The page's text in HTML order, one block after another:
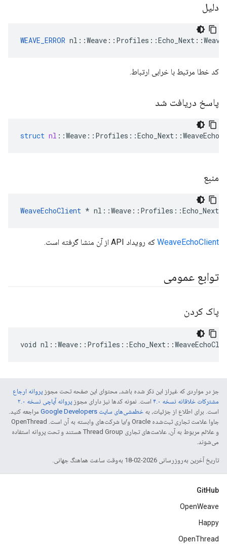
دلیل
WEAVE_ERROR
کد خطا مرتبط با خرابی ارتباط.
پاسخ دریافت شد
struct nl ::Weave :: Profiles ::Echo_Next ::
منبع
WeaveEchoClient *
WeaveEchoClient که رویداد API از آن منشا گرفته است.
توابع عمومی
پاک کردن
void
جز در مواردی که غیراز این ذکر شده باشد، محتوای این صفحه تحت مجوز پروانه ارجاع
مشترکات خلاقانه نسخه ۴.۰
است. نمونه کدها نیز دارای مجوز پروانه آپاچی نسخه ۲.۰
است. برای اطلاع از جزئیات، به خطمشی‌های سایت Google Developers‏
مراجعه کنید.
جاوا علامت تجاری ثبت‌شده Oracle و/یا شرکت‌های وابسته به آن است. ‫OpenThread
و علائم مربوط به آن، علامت‌های تجاری Thread Group هستند و تحت پروانه استفاده
می‌شوند.
تاریخ آخرین به‌روزرسانی 2026-02-18 به‌وقت ساعت هماهنگ جهانی.
GitHub
OpenWeave
Happy
OpenThread